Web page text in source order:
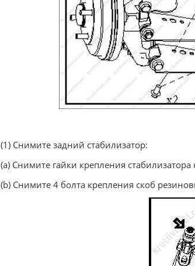
(1) Снимите задний стабилизатор:
(a) Снимите гайки крепления стабилизатора
(b) Снимите 4 болта крепления скоб